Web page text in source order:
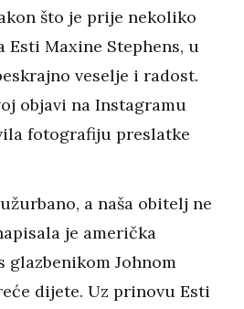
što je prije nekoliko
Esti Maxine Stephens, u
veselje i radost.
objavi na Instagramu
fotografiju preslatke
a naša obitelj ne
je američka
glazbenikom Johnom
dijete. Uz prinovu Esti